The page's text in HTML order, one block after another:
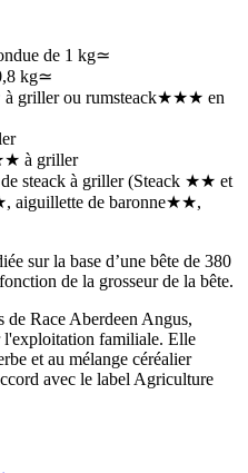
de 1 kg≃
kg≃
griller ou rumsteack★★★ en
à griller
de steack à griller (Steack ★★ et
de baronne★★,
sur la base d’une bête de 380
de la grosseur de la bête.
de Race Aberdeen Angus,
l'exploitation familiale. Elle
et au mélange céréalier
avec le label Agriculture